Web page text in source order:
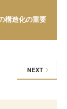
構造化の重要
NEXT